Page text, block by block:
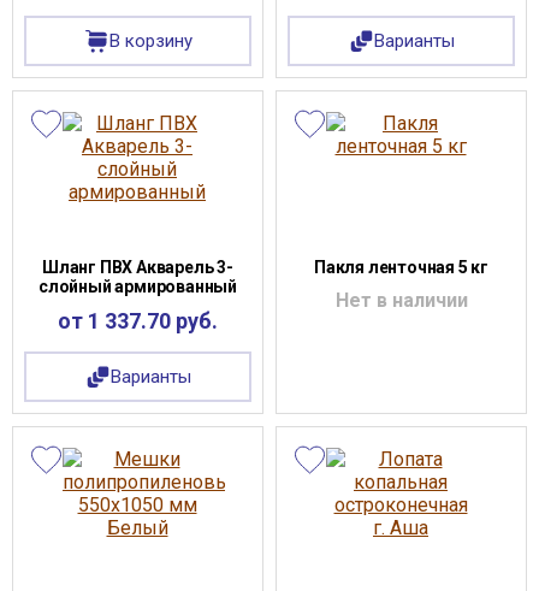
В корзину Варианты
Шланг ПВХ Акварель 3-
слойный армированный
от 1 337.70 руб.
Варианты
Пакля ленточная 5 кг
Нет в наличии